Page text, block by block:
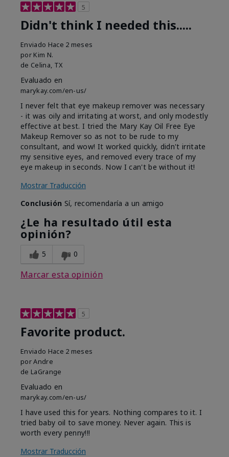
5
Didn't think I needed this.....
Enviado Hace 2 meses
por Kim N.
de Celina, TX
Evaluado en
marykay.com/en-us/
I never felt that eye makeup remover was necessary
- it was oily and irritating at worst, and only modestly
effective at best. I tried the Mary Kay Oil Free Eye
Makeup Remover so as not to be rude to my
consultant, and wow! It worked quickly, didn't irritate
my sensitive eyes, and removed every trace of my
eye makeup in seconds. Now I can't be without it!
Mostrar Traducción
Conclusión Sí, recomendaría a un amigo
¿Le ha resultado útil esta
opinión?
5 0
Marcar esta opinión
5
Favorite product.
Enviado Hace 2 meses
porAndre
de LaGrange
Evaluado en
marykay.com/en-us/
I have used this for years. Nothing compares to it. I
tried baby oil to save money. Never again. This is
worth every penny!!!
Mostrar Traducción